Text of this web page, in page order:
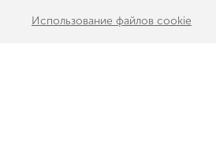
Использование файлов cookie